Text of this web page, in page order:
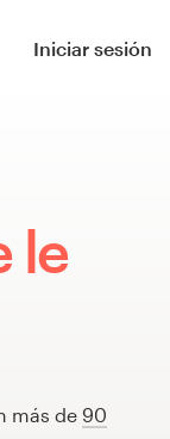
Iniciar sesión
le
más de 90